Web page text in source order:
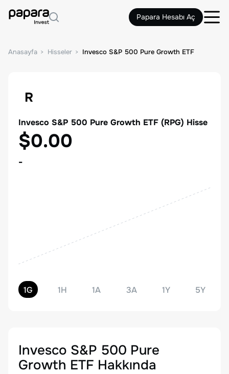
Papara Hesabı Aç
Anasayfa Hisseler Invesco S&P 500 Pure Growth ETF
R
Invesco S&P 500 Pure Growth ETF (RPG) Hisse
$0.00
-
1G 1H 1A 3A 1Y 5Y
Invesco S&P 500 Pure
Growth ETF Hakkında